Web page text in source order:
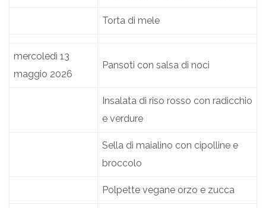
Torta di mele
mercoledì 13
maggio 2026
Pansoti con salsa di noci
Insalata di riso rosso con radicchio
e verdure
Sella di maialino con cipolline e
broccolo
Polpette vegane orzo e zucca